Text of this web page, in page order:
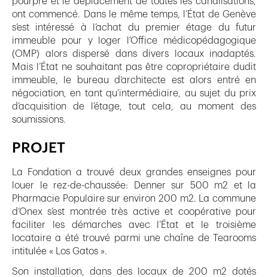
ont commencé. Dans le même temps, l’État de Genève
s’est intéressé à l’achat du premier étage du futur
immeuble pour y loger l’Office médicopédagogique
(OMP) alors dispersé dans divers locaux inadaptés.
Mais l’État ne souhaitant pas être copropriétaire dudit
immeuble, le bureau d’architecte est alors entré en
négociation, en tant qu’intermédiaire, au sujet du prix
d’acquisition de l’étage, tout cela, au moment des
soumissions.
PROJET
La Fondation a trouvé deux grandes enseignes pour
louer le rez-de-chaussée: Denner sur 500 m2 et la
Pharmacie Populaire sur environ 200 m2. La commune
d’Onex s’est montrée très active et coopérative pour
faciliter les démarches avec l’État et le troisième
locataire a été trouvé parmi une chaîne de Tearooms
intitulée « Los Gatos ».
Son installation, dans des locaux de 200 m2 dotés